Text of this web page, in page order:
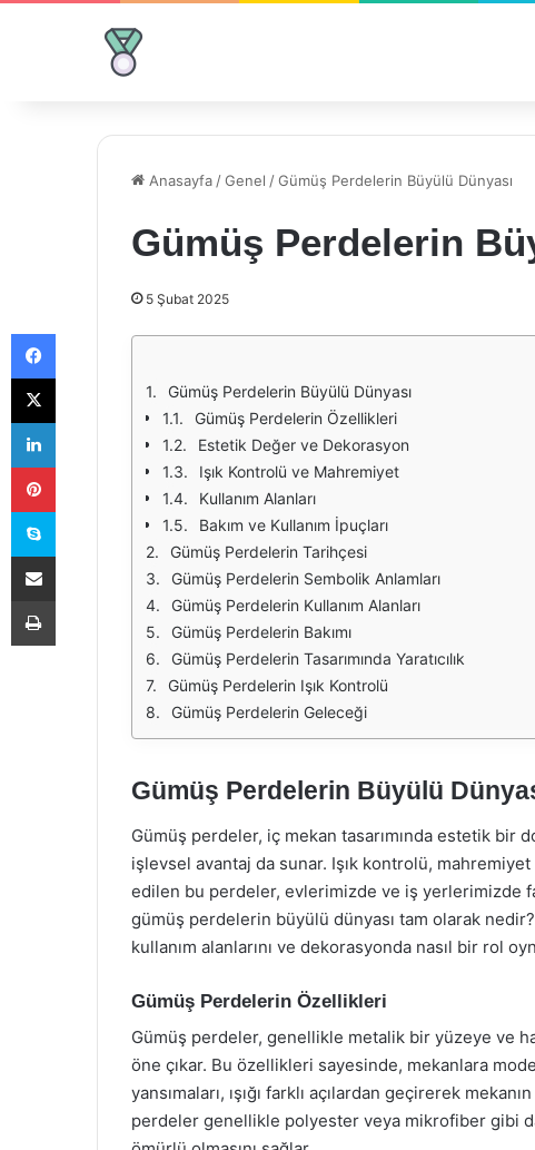
Anasayfa /Genel /Gümüş Perdelerin Büyülü Dünyası
Gümüş Perdelerin
5 Şubat 2025
Gümüş Perdelerin Büyülü Dünyası
Gümüş Perdelerin Özellikleri
Estetik Değer ve Dekorasyon
Işık Kontrolü ve Mahremiyet
Kullanım Alanları
Bakım ve Kullanım İpuçları
Gümüş Perdelerin Tarihçesi
Gümüş Perdelerin Sembolik Anlamları
Gümüş Perdelerin Kullanım Alanları
Gümüş Perdelerin Bakımı
Gümüş Perdelerin Tasarımında Yaratıcılık
Gümüş Perdelerin Işık Kontrolü
Gümüş Perdelerin Geleceği
Gümüş Perdelerin Büyülü
Gümüş perdeler, iç mekan tasarımında estetik bir
işlevsel avantaj da sunar. Işık kontrolü,
edilen bu perdeler, evlerimizde ve iş yerlerimizde
gümüş perdelerin büyülü dünyası tam olarak
kullanım alanlarını ve dekorasyonda nasıl bir rol
Gümüş Perdelerin Özellikleri
Gümüş perdeler, genellikle metalik bir yüzeye ve
öne çıkar. Bu özellikleri sayesinde, mekanlara
yansımaları, ışığı farklı açılardan geçirerek
perdeler genellikle polyester veya mikrofiber gibi
Facebook
X
LinkedIn
Pinterest
Skype
E-Posta ile paylaş